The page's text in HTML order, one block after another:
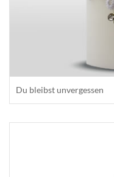
Du bleibst unvergessen